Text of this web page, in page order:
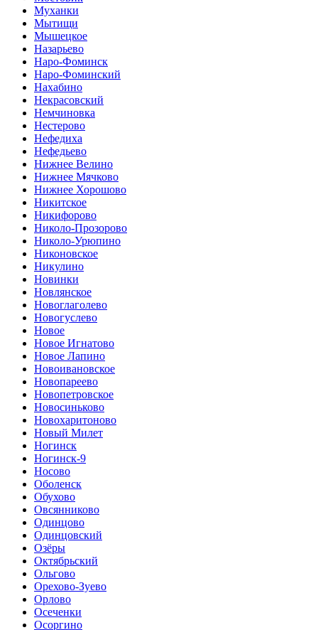
Муханки
Мытищи
Мышецкое
Назарьево
Наро-Фоминск
Наро-Фоминский
Нахабино
Некрасовский
Немчиновка
Нестерово
Нефедиха
Нефедьево
Нижнее Велино
Нижнее Мячково
Нижнее Хорошово
Никитское
Никифорово
Николо-Прозорово
Николо-Урюпино
Никоновское
Никулино
Новинки
Новлянское
Новоглаголево
Новогуслево
Новое
Новое Игнатово
Новое Лапино
Новоивановское
Новопареево
Новопетровское
Новосиньково
Новохаритоново
Новый Милет
Ногинск
Ногинск-9
Носово
Оболенск
Обухово
Овсянниково
Одинцово
Одинцовский
Озёры
Октябрьский
Ольгово
Орехово-Зуево
Орлово
Осеченки
Осоргино